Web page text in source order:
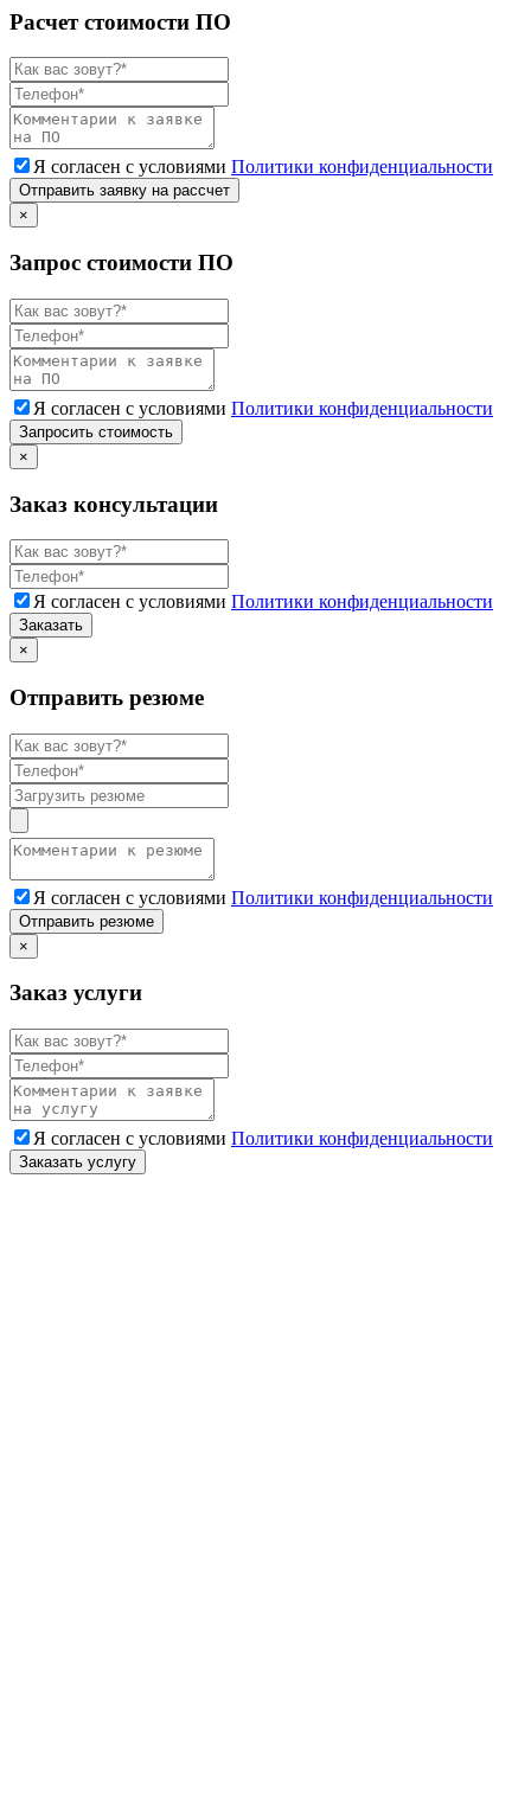
Расчет стоимости ПО
Я согласен с условиями Политики конфиденциальности
Отправить заявку на рассчет
×
Запрос стоимости ПО
Я согласен с условиями Политики конфиденциальности
Запросить стоимость
×
Заказ консультации
Я согласен с условиями Политики конфиденциальности
Заказать
×
Отправить резюме
Я согласен с условиями Политики конфиденциальности
Отправить резюме
×
Заказ услуги
Я согласен с условиями Политики конфиденциальности
Заказать услугу